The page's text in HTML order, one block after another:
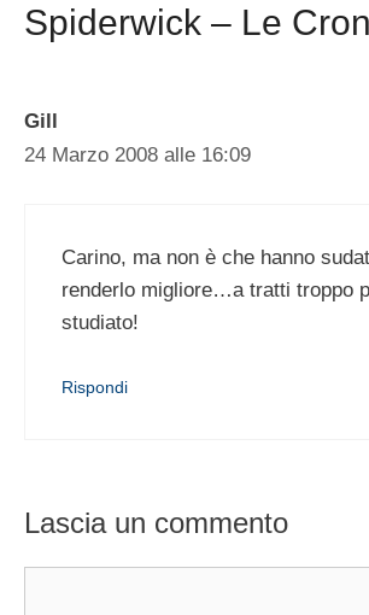
Spiderwick – Le
Gill
24 Marzo 2008 alle 16:09
Carino, ma non è che hanno
renderlo migliore…a tratti troppo
studiato!
Rispondi
Lascia un commento